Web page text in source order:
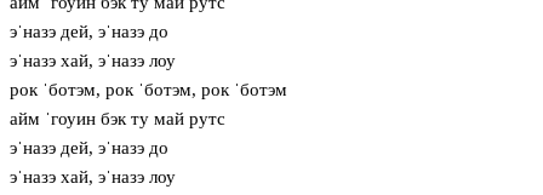
эˈназэ дей, эˈназэ до
эˈназэ хай, эˈназэ лоу
рок ˈботэм, рок ˈботэм, рок ˈботэм
айм ˈгоуин бэк ту май рутс
эˈназэ дей, эˈназэ до
эˈназэ хай, эˈназэ лоу